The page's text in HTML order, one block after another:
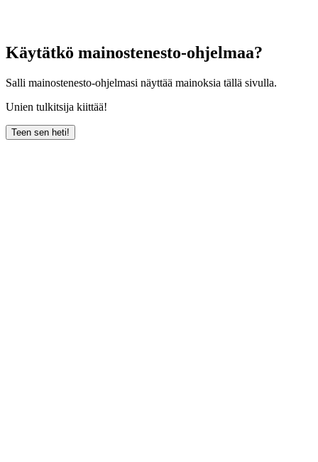
Käytätkö mainostenesto-ohjelmaa?
Salli mainostenesto-ohjelmasi näyttää mainoksia tällä sivulla.
Unien tulkitsija kiittää!
Teen sen heti!